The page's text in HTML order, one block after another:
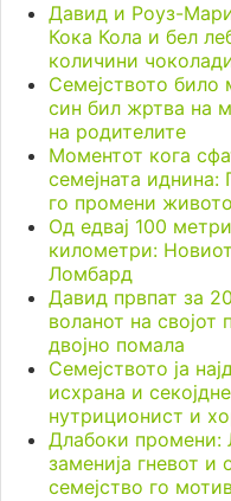
Давид и Роуз-
Кока Кола и бел
количини
Семејството било
син бил жртва на
на родителите
Моментот кога
семејната
го промени
Од едвај 100
километри:
Ломбард
Давид првпат за
воланот на својот
двојно помала
Семејството ја
исхрана и
нутриционист и
Длабоки промени:
заменија гневот
семејство го